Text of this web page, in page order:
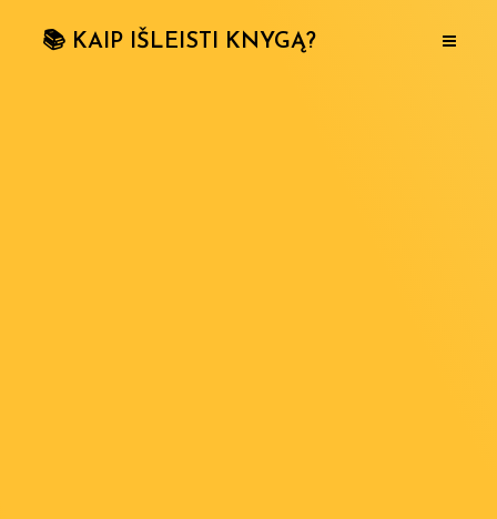
📚 KAIP IŠLEISTI KNYGĄ?